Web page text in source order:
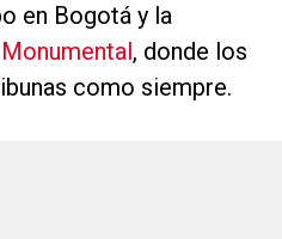
en Bogotá y la
, donde los
como siempre.